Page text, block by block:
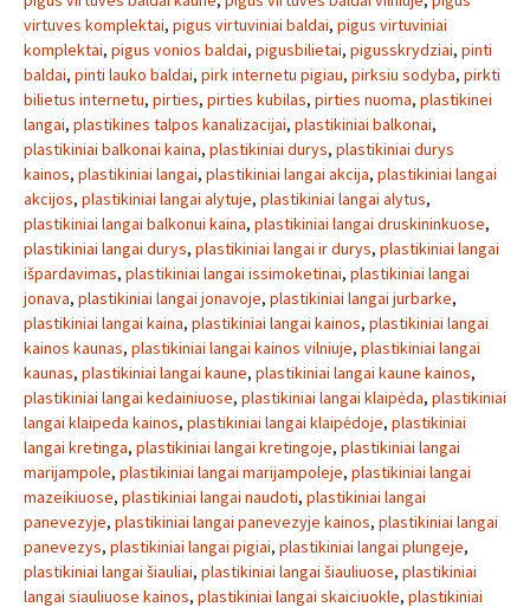
virtuves komplektai, pigus virtuviniai baldai, pigus virtuviniai
komplektai, pigus vonios baldai, pigusbilietai, pigusskrydziai, pinti
baldai, pinti lauko baldai, pirk internetu pigiau, pirksiu sodyba, pirkti
bilietus internetu, pirties, pirties kubilas, pirties nuoma, plastikinei
langai, plastikines talpos kanalizacijai, plastikiniai balkonai,
plastikiniai balkonai kaina, plastikiniai durys, plastikiniai durys
kainos, plastikiniai langai, plastikiniai langai akcija, plastikiniai langai
akcijos, plastikiniai langai alytuje, plastikiniai langai alytus,
plastikiniai langai balkonui kaina, plastikiniai langai druskininkuose,
plastikiniai langai durys, plastikiniai langai ir durys, plastikiniai langai
išpardavimas, plastikiniai langai issimoketinai, plastikiniai langai
jonava, plastikiniai langai jonavoje, plastikiniai langai jurbarke,
plastikiniai langai kaina, plastikiniai langai kainos, plastikiniai langai
kainos kaunas, plastikiniai langai kainos vilniuje, plastikiniai langai
kaunas, plastikiniai langai kaune, plastikiniai langai kaune kainos,
plastikiniai langai kedainiuose, plastikiniai langai klaipėda, plastikiniai
langai klaipeda kainos, plastikiniai langai klaipėdoje, plastikiniai
langai kretinga, plastikiniai langai kretingoje, plastikiniai langai
marijampole, plastikiniai langai marijampoleje, plastikiniai langai
mazeikiuose, plastikiniai langai naudoti, plastikiniai langai
panevezyje, plastikiniai langai panevezyje kainos, plastikiniai langai
panevezys, plastikiniai langai pigiai, plastikiniai langai plungeje,
plastikiniai langai šiauliai, plastikiniai langai šiauliuose, plastikiniai
langai siauliuose kainos, plastikiniai langai skaiciuokle, plastikiniai